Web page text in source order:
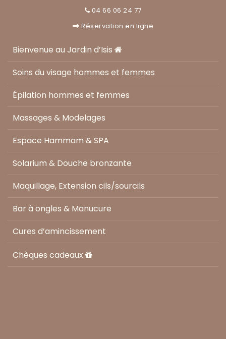
04 66 06 24 77
Réservation en ligne
Bienvenue au Jardin d’Isis
Soins du visage hommes et femmes
Épilation hommes et femmes
Massages & Modelages
Espace Hammam & SPA
Solarium & Douche bronzante
Maquillage, Extension cils/sourcils
Bar à ongles & Manucure
Cures d’amincissement
Chèques cadeaux